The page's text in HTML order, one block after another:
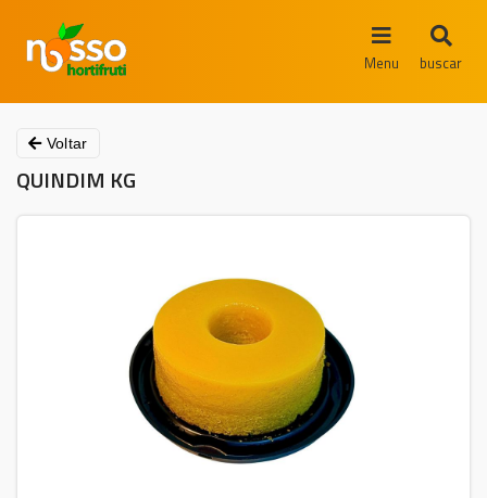
Menu buscar
Voltar
QUINDIM KG